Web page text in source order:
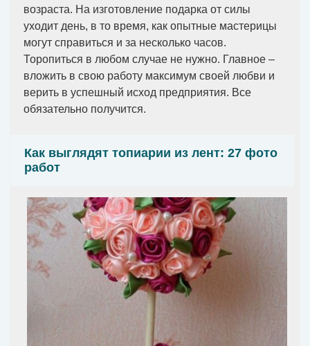
возраста. На изготовление подарка от силы
уходит день, в то время, как опытные мастерицы
могут справиться и за несколько часов.
Торопиться в любом случае не нужно. Главное –
вложить в свою работу максимум своей любви и
верить в успешный исход предприятия. Все
обязательно получится.
Как выглядят топиарии из лент: 27 фото
работ